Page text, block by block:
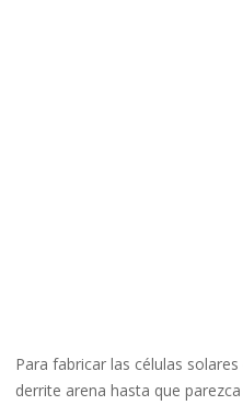
Para fabricar las células
derrite arena hasta que